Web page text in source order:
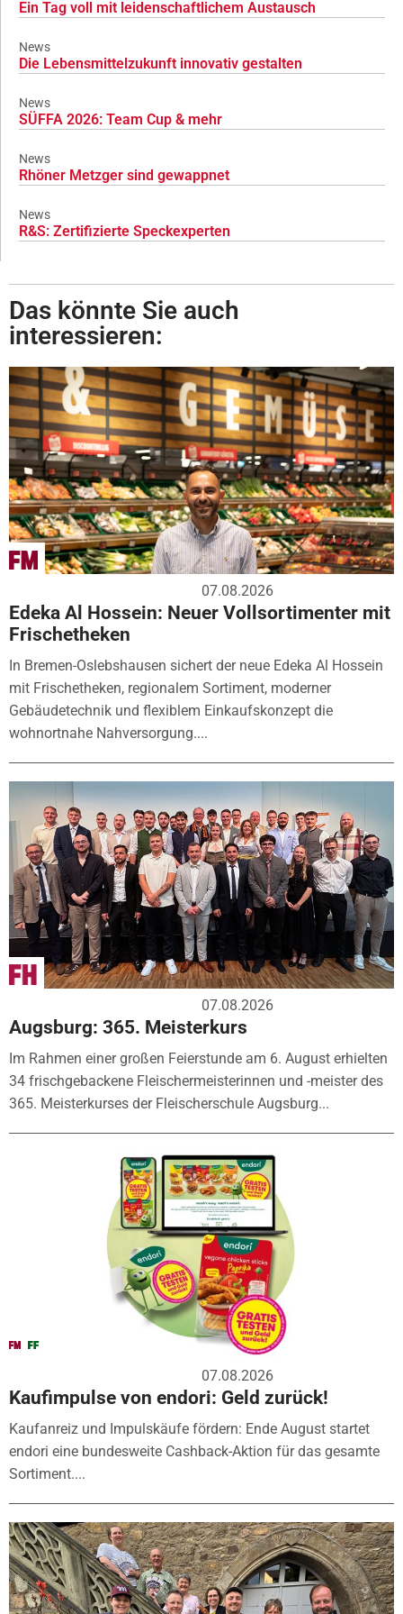
Ein Tag voll mit leidenschaftlichem Austausch
News
Die Lebensmittelzukunft innovativ gestalten
News
SÜFFA 2026: Team Cup & mehr
News
Rhöner Metzger sind gewappnet
News
R&S: Zertifizierte Speckexperten
Das könnte Sie auch
interessieren:
07.08.2026
Edeka Al Hossein: Neuer Vollsortimenter mit
Frischetheken
In Bremen-Oslebshausen sichert der neue Edeka Al Hossein
mit Frischetheken, regionalem Sortiment, moderner
Gebäudetechnik und flexiblem Einkaufskonzept die
wohnortnahe Nahversorgung....
07.08.2026
Augsburg: 365. Meisterkurs
Im Rahmen einer großen Feierstunde am 6. August erhielten
34 frischgebackene Fleischermeisterinnen und -meister des
365. Meisterkurses der Fleischerschule Augsburg...
07.08.2026
Kaufimpulse von endori: Geld zurück!
Kaufanreiz und Impulskäufe fördern: Ende August startet
endori eine bundesweite Cashback-Aktion für das gesamte
Sortiment....